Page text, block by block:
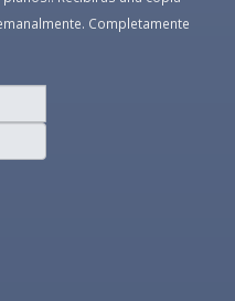
Completamente